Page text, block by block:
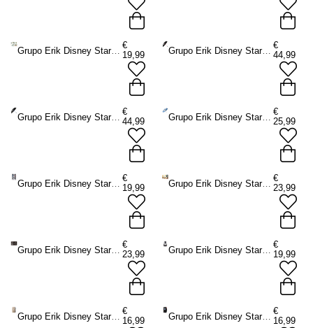
Grupo Erik Disney Star Wars The Mandalorian - Grogu Briefpapier Set - Mehrfarben
€
19,99
Grupo Erik Disney Star Wars - Darth Vader Premium Regenschirm - Mehrfarben
€
44,99
Grupo Erik Disney Star Wars - Luke Skywalker Premium Regenschirm - Mehrfarben
€
44,99
Grupo Erik Disney Star Wars Regenschirm - Mehrfarben
€
25,99
Grupo Erik Disney Star Wars - Luke Skywalker & Darth Vader Set Of 2 Lightsaber Pens Stift - Mehrfarben
€
19,99
Grupo Erik Disney Star Wars The Mandalorian - The Mandalorian And Grogu Xl Mausmatte - Mehrfarben
€
23,99
Grupo Erik Disney Star Wars - Welcome To The Dark Side Fußmatte - Mehrfarben
€
23,99
Grupo Erik Disney Star Wars - Snow Globe Dekorative Figur - Mehrfarben
€
19,99
Grupo Erik Disney Star Wars - Luke Skywalker A5 Premium With Lightsaber Pen Notizbuch mit Stift - Mehrfarben
€
16,99
Grupo Erik Disney Star Wars - Darth Vader A5 Premium With Lightsaber Pen Notizbuch mit Stift - Mehrfarben
€
16,99